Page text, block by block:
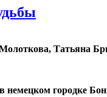
Татьяна
немецком городке